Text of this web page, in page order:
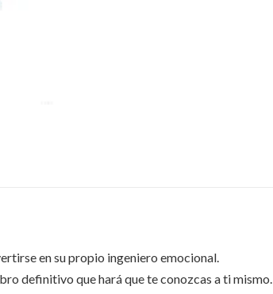
en su propio ingeniero emocional.
definitivo que hará que te conozcas a ti mismo.